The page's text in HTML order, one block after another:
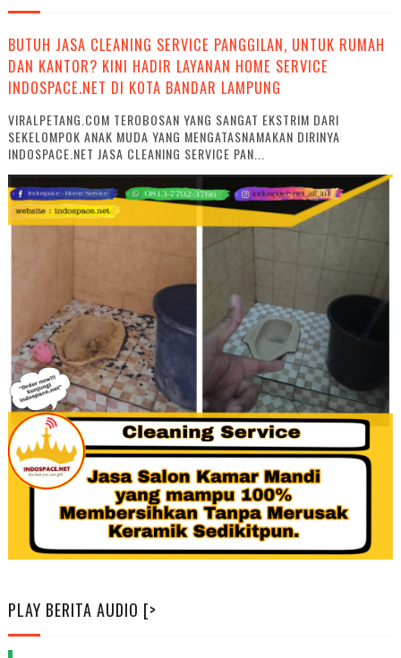
BUTUH JASA CLEANING SERVICE PANGGILAN, UNTUK RUMAH
DAN KANTOR? KINI HADIR LAYANAN HOME SERVICE
INDOSPACE.NET DI KOTA BANDAR LAMPUNG
VIRALPETANG.COM TEROBOSAN YANG SANGAT EKSTRIM DARI
SEKELOMPOK ANAK MUDA YANG MENGATASNAMAKAN DIRINYA
INDOSPACE.NET JASA CLEANING SERVICE PAN...
PLAY BERITA AUDIO [>